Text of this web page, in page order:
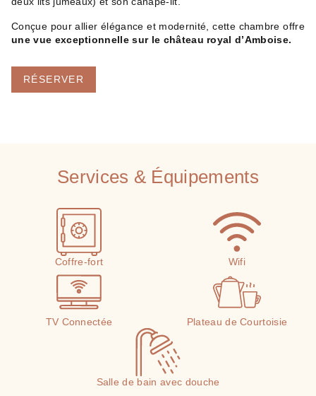
Conçue pour allier élégance et modernité, cette chambre offre
une vue exceptionnelle sur le château royal d’Amboise.
RÉSERVER
Services & Équipements
Coffre-fort Wifi
TV Connectée Plateau de Courtoisie
Salle de bain avec douche